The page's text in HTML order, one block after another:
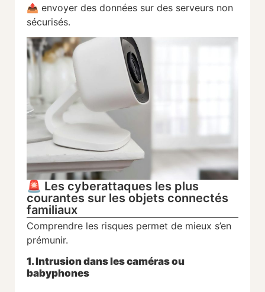
📤 envoyer des données sur des serveurs non
sécurisés.
🚨 Les cyberattaques les plus
courantes sur les objets connectés
familiaux
Comprendre les risques permet de mieux s’en
prémunir.
1. Intrusion dans les caméras ou
babyphones